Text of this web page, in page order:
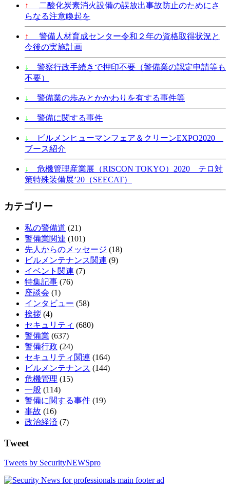
↑
二酸化炭素消火設備の誤放出事故防止のためにさ
らなる注意喚起を
↑
警備人材育成センター令和２年の資格取得状況と
今後の実施計画
↓
警察行政手続きで押印不要（警備業の認定申請等も
不要）
↓ 警備業の歩みとかかわりを有する事件等
↓ 警備に関する事件
↓
ビルメンヒューマンフェア＆クリーンEXPO2020
ブース紹介
↓
危機管理産業展（RISCON TOKYO）2020 テロ対
策特殊装備展’20（SEECAT）
カテゴリー
私の警備道 (21)
警備業関連 (101)
先人からのメッセージ (18)
ビルメンテナンス関連 (9)
イベント関連 (7)
特集記事 (76)
座談会 (1)
インタビュー (58)
挨拶 (4)
セキュリティ (680)
警備業 (637)
警備行政 (24)
セキュリティ関連 (164)
ビルメンテナンス (144)
危機管理 (15)
一般 (114)
警備に関する事件 (19)
事故 (16)
政治経済 (7)
Tweet
Tweets by SecurityNEWSpro